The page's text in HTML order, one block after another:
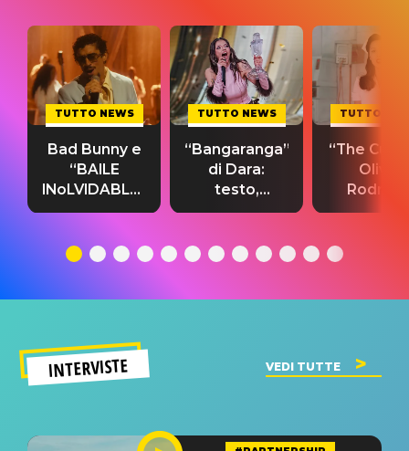
TUTTO NEWS
Bad Bunny e
“BAILE
INoLVIDABLE”:
testo,
significato
TUTTO NEWS
“Bangaranga”
di Dara:
testo,
traduzione e
del singolo
TUTTO
“The
Olivia
testo,
INTERVISTE VEDI TUTTE